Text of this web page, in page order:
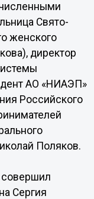
Свято-
женского
директор
АО «НИАЭП»
Российского
Поляков.
совершил
Сергия